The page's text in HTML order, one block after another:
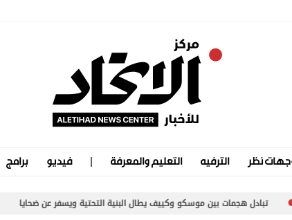
نظر الترفيه التعليم والمعرفة فيديو برامج
موسكو وكييف يطال البنية التحتية ويسفر عن ضحايا زلزال بقوة 5.5 درجة يهز «سكوينتنا» في ألاسكا